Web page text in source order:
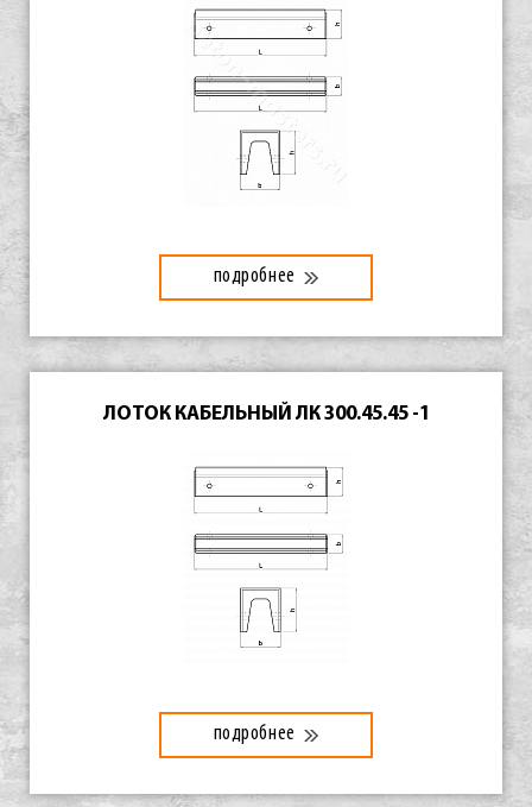
подробнее
ЛОТОК КАБЕЛЬНЫЙ ЛК 300.45.45 -1
подробнее